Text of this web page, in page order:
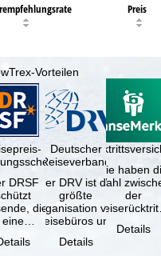
Preis
Vorteilen
DRSF
die
eine
oder
Deutscher
Reiseverband
Der DRV ist die
größte
Organisation von
Reisebüros und
Reiseveranstaltern
in …
Details
Sie haben
Wahl
der
(inklusive
Details